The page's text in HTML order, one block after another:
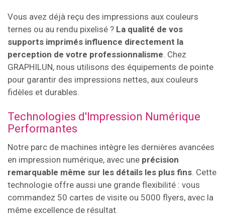
Vous avez déjà reçu des impressions aux couleurs
ternes ou au rendu pixelisé ? La qualité de vos
supports imprimés influence directement la
perception de votre professionnalisme. Chez
GRAPHILUN, nous utilisons des équipements de pointe
pour garantir des impressions nettes, aux couleurs
fidèles et durables.
Technologies d'Impression Numérique
Performantes
Notre parc de machines intègre les dernières avancées
en impression numérique, avec une précision
remarquable même sur les détails les plus fins. Cette
technologie offre aussi une grande flexibilité : vous
commandez 50 cartes de visite ou 5000 flyers, avec la
même excellence de résultat.